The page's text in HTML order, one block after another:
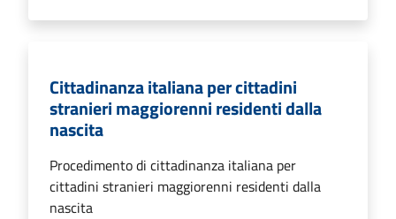
Cittadinanza italiana per cittadini
stranieri maggiorenni residenti dalla
nascita
Procedimento di cittadinanza italiana per
cittadini stranieri maggiorenni residenti dalla
nascita